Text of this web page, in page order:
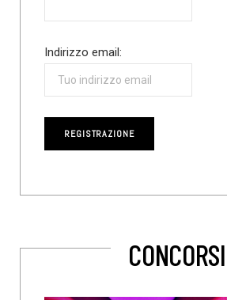
Indirizzo email:
CONCORSI